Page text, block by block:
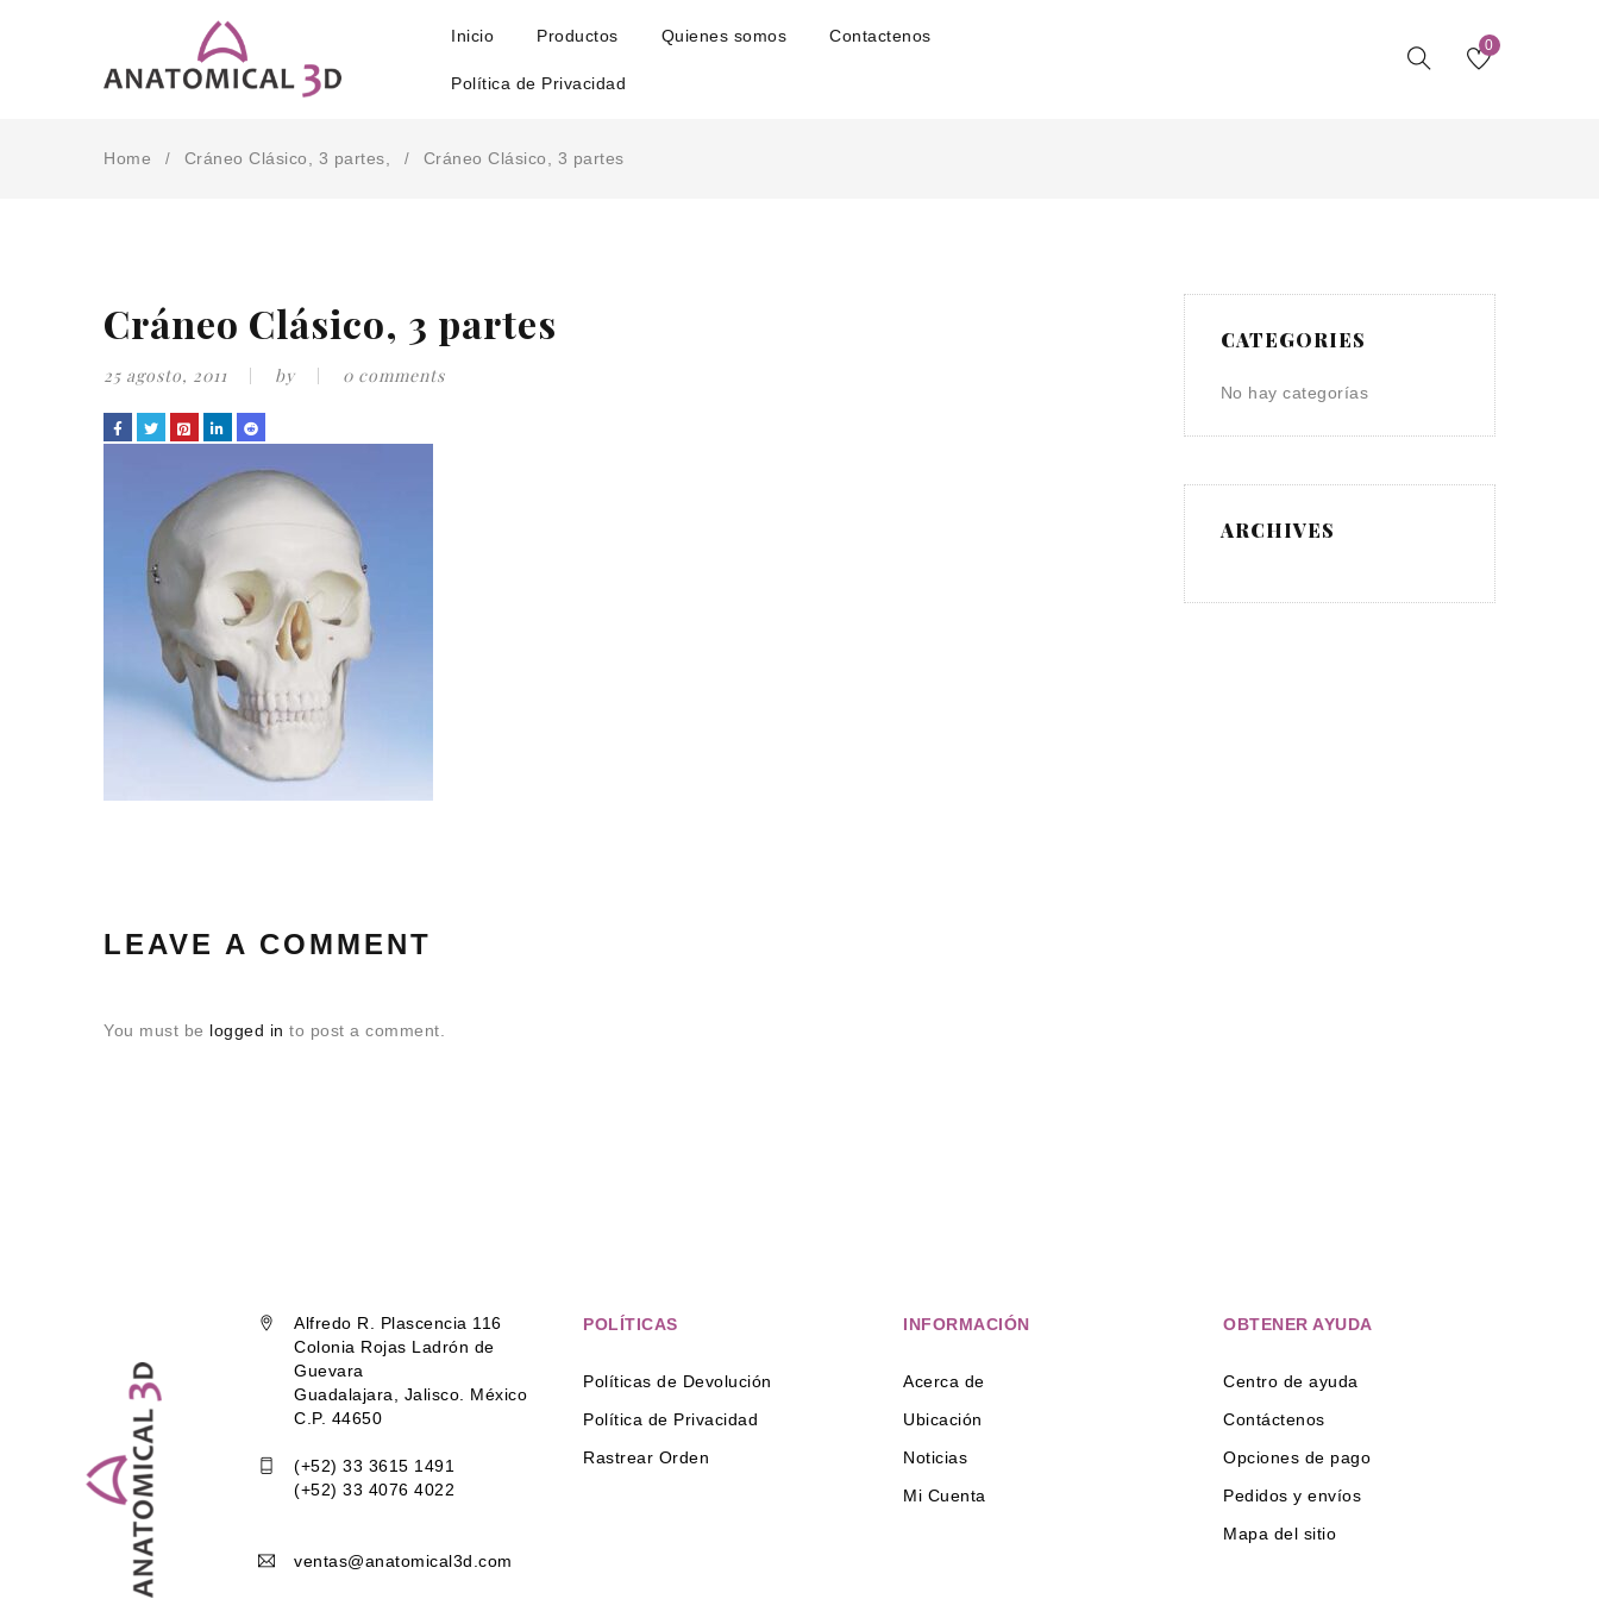
Inicio Productos Quienes somos Contactenos
Política de Privacidad
0
Home / Cráneo Clásico, 3 partes, / Cráneo Clásico, 3 partes
Cráneo Clásico, 3 partes
25 agosto, 2011 by 0 comments
LEAVE A COMMENT
You must be logged in to post a comment.
CATEGORIES
No hay categorías
ARCHIVES
Alfredo R. Plascencia 116
Colonia Rojas Ladrón de
Guevara
Guadalajara, Jalisco. México
C.P. 44650
(+52) 33 3615 1491
(+52) 33 4076 4022
ventas@anatomical3d.com
POLÍTICAS
Políticas de Devolución
Política de Privacidad
Rastrear Orden
INFORMACIÓN
Acerca de
Ubicación
Noticias
Mi Cuenta
OBTENER AYUDA
Centro de ayuda
Contáctenos
Opciones de pago
Pedidos y envíos
Mapa del sitio